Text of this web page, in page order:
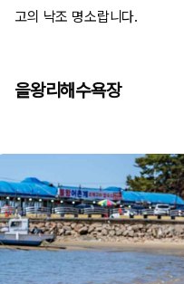
고의 낙조 명소랍니다.
을왕리해수욕장